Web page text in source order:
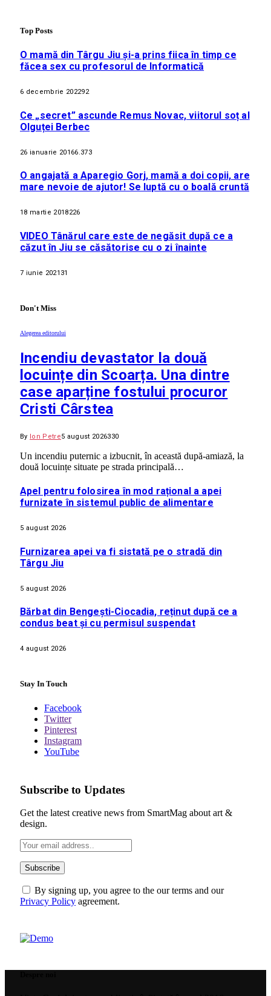
Top Posts
O mamă din Târgu Jiu și-a prins fiica în timp ce
făcea sex cu profesorul de Informatică
6 decembrie 202292
Ce „secret” ascunde Remus Novac, viitorul soț al
Olguței Berbec
26 ianuarie 20166.373
O angajată a Aparegio Gorj, mamă a doi copii, are
mare nevoie de ajutor! Se luptă cu o boală cruntă
18 martie 2018226
VIDEO Tânărul care este de negăsit după ce a
căzut în Jiu se căsătorise cu o zi înainte
7 iunie 2021 31
Don't Miss
Alegerea editorului
Incendiu devastator la două
locuințe din Scoarța. Una dintre
case aparține fostului procuror
Cristi Cârstea
By Ion Petre5 august 2026330
Un incendiu puternic a izbucnit, în această după-amiază, la
două locuințe situate pe strada principală…
Apel pentru folosirea în mod rațional a apei
furnizate în sistemul public de alimentare
5 august 2026
Furnizarea apei va fi sistată pe o stradă din
Târgu Jiu
5 august 2026
Bărbat din Bengești-Ciocadia, reținut după ce a
condus beat și cu permisul suspendat
4 august 2026
Stay In Touch
Facebook
Twitter
Pinterest
Instagram
YouTube
Subscribe to Updates
Get the latest creative news from SmartMag about art &
design.
By signing up, you agree to the our terms and our
Privacy Policy agreement.